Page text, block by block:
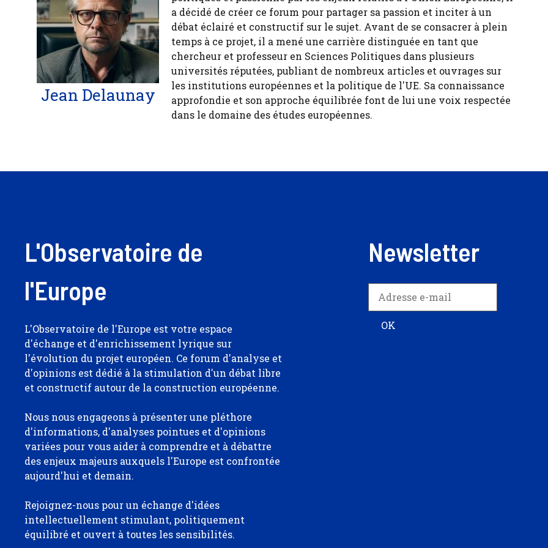
Jean Delaunay
a décidé de créer ce forum pour partager sa passion et inciter à un
débat éclairé et constructif sur le sujet. Avant de se consacrer à plein
temps à ce projet, il a mené une carrière distinguée en tant que
chercheur et professeur en Sciences Politiques dans plusieurs
universités réputées, publiant de nombreux articles et ouvrages sur
les institutions européennes et la politique de l'UE. Sa connaissance
approfondie et son approche équilibrée font de lui une voix respectée
dans le domaine des études européennes.
L'Observatoire de
l'Europe
L'Observatoire de l'Europe est votre espace
d'échange et d'enrichissement lyrique sur
l'évolution du projet européen. Ce forum d'analyse et
d'opinions est dédié à la stimulation d'un débat libre
et constructif autour de la construction européenne.
Nous nous engageons à présenter une pléthore
d'informations, d'analyses pointues et d'opinions
variées pour vous aider à comprendre et à débattre
des enjeux majeurs auxquels l'Europe est confrontée
aujourd'hui et demain.
Rejoignez-nous pour un échange d'idées
intellectuellement stimulant, politiquement
équilibré et ouvert à toutes les sensibilités.
Newsletter